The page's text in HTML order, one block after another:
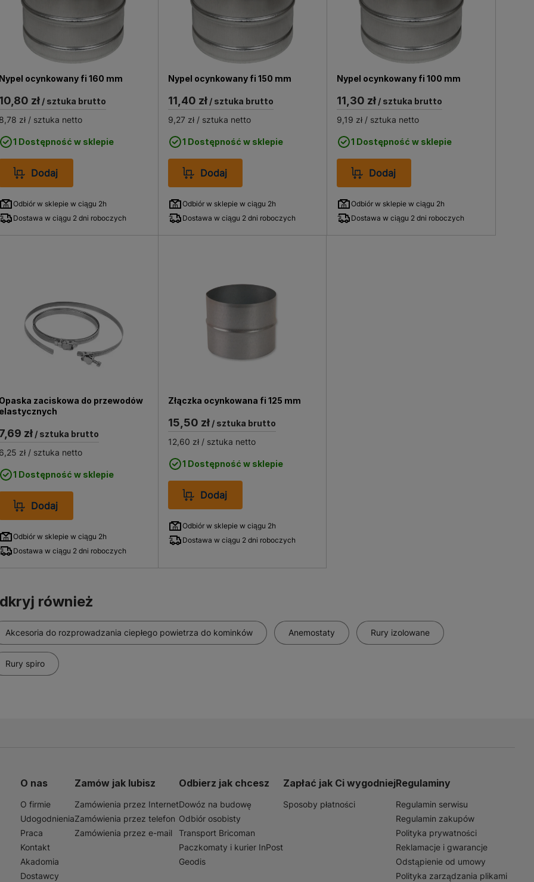
ocynkowany fi 160 mm
zł/ sztuka brutto
zł/ sztuka netto
1 Dostępność w sklepie
Dodaj
Odbiór w sklepie w ciągu 2h
Dostawa w ciągu 2 dni roboczych
Nypel ocynkowany fi 150 mm
11,40 zł/ sztuka brutto
9,27 zł/ sztuka netto
1 Dostępność w sklepie
Dodaj
Odbiór w sklepie w ciągu 2h
Dostawa w ciągu 2 dni roboczych
Nypel ocynkowany fi 100 mm
11,30 zł / sztuka brutto
9,19 zł / sztuka netto
1 Dostępność w sklepie
Dodaj
Odbiór w sklepie w ciągu 2h
Dostawa w ciągu 2 dni roboczych
zaciskowa do przewodów
zł/ sztuka brutto
zł/ sztuka netto
1 Dostępność w sklepie
Dodaj
Odbiór w sklepie w ciągu 2h
Dostawa w ciągu 2 dni roboczych
Złączka ocynkowana fi 125 mm
15,50 zł/ sztuka brutto
12,60 zł/ sztuka netto
1 Dostępność w sklepie
Dodaj
Odbiór w sklepie w ciągu 2h
Dostawa w ciągu 2 dni roboczych
również
Akcesoria do rozprowadzania ciepłego powietrza do kominków Anemostaty Rury izolowane
Rury spiro
O nas
O firmie
Udogodnienia
Praca
Kontakt
Akadomia
Dostawcy
Zamów jak lubisz
Zamówienia przez Internet
Zamówienia przez telefon
Zamówienia przez e-mail
Odbierz jak chcesz
Dowóz na budowę
Odbiór osobisty
Transport Bricoman
Paczkomaty i kurier InPost
Geodis
Zapłać jak Ci wygodniej
Sposoby płatności
Regulaminy
Regulamin serwisu
Regulamin zakupów
Polityka prywatności
Reklamacje i gwarancje
Odstąpienie od umowy
Polityka zarządzania plikami